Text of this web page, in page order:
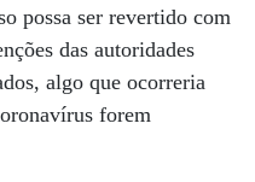
possa ser revertido com
das autoridades
algo que ocorreria
forem